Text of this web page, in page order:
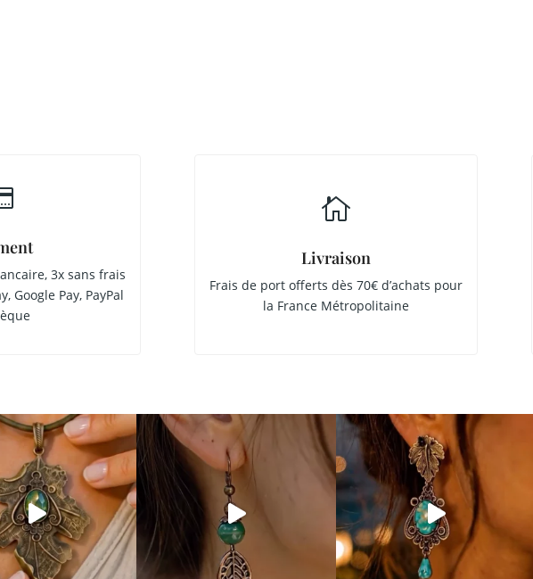
3x sans frais
Google Pay, PayPal

Livraison
Frais de port offerts dès 70€ d’achats pour
la France Métropolitaine